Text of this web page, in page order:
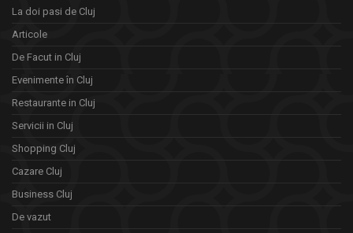
La doi pasi de Cluj
Articole
De Facut in Cluj
Evenimente în Cluj
Restaurante in Cluj
Servicii in Cluj
Shopping Cluj
Cazare Cluj
Business Cluj
De vazut